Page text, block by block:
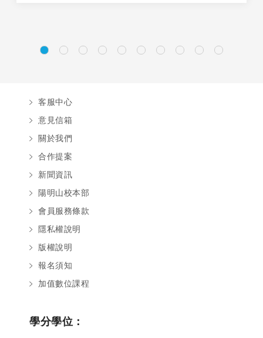
客服中心
意見信箱
關於我們
合作提案
新聞資訊
陽明山校本部
會員服務條款
隱私權說明
版權說明
報名須知
加值數位課程
學分學位：